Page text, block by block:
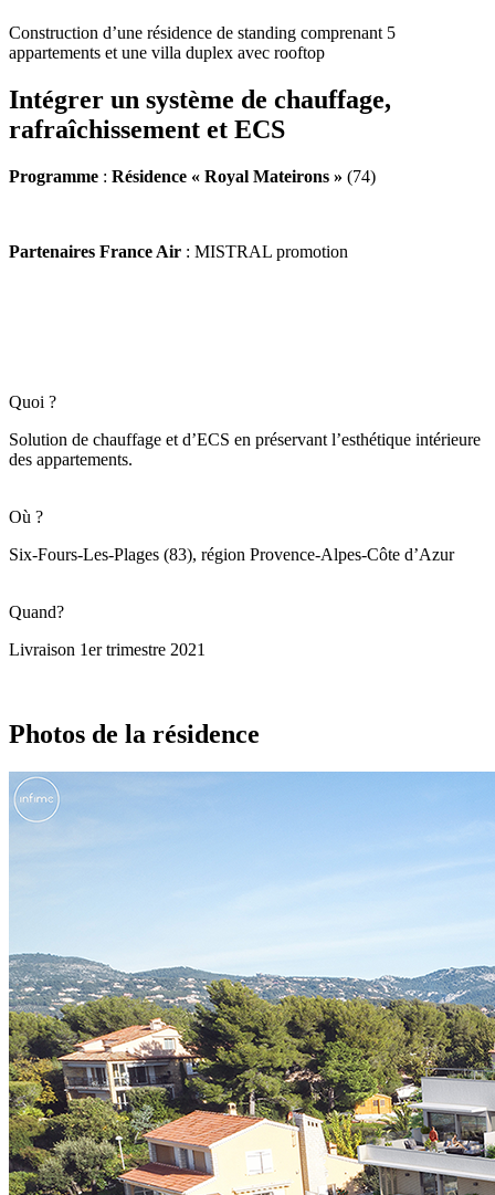
Construction d’une résidence de standing comprenant 5
appartements et une villa duplex avec rooftop
Intégrer un système de chauffage,
rafraîchissement et ECS
Programme : Résidence « Royal Mateirons » (74)
Partenaires France Air : MISTRAL promotion
Quoi ?
Solution de chauffage et d’ECS en préservant l’esthétique intérieure
des appartements.
Où ?
Six-Fours-Les-Plages (83), région Provence-Alpes-Côte d’Azur
Quand?
Livraison 1er trimestre 2021
Photos de la résidence